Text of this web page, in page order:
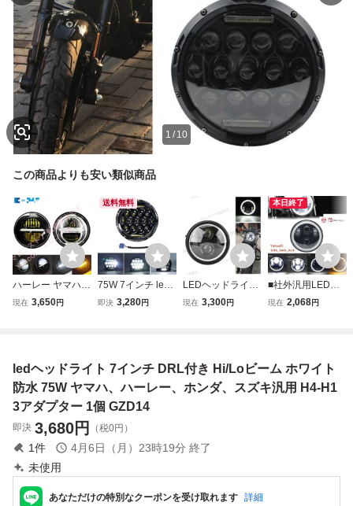
1 / 10
この商品よりも安い類似商品
ハーレー ヤマハ
ホンダ スズキ 5.7
ブラック ラウンド
1個
現在 3,650円
送料無料
75W 7インチ led
ヘッドライト DRL
キ汎用 H4-H13ア
ダプター 1個 GZD
14
即決 3,280円
LEDヘッドライト
6.5インチ イカリ
ヤマハ
現在 3,300円
本日終了
■社外汎用LEDヘ
ッドライト5.75イ
ラッグスターバル
カンクラシックな
現在 2,068円
ledヘッドライト 7インチ DRL付き Hi/Loビーム ホワイト
防水 75W ヤマハ、ハーレー、ホンダ、スズキ汎用 H4-H1
3アダプター 1個 GZD14
即決 3,680円 （税0円）
1件 4月6日（月）23時19分 終了
未使用
あなただけの特別なクーポンを受け取れます 詳細